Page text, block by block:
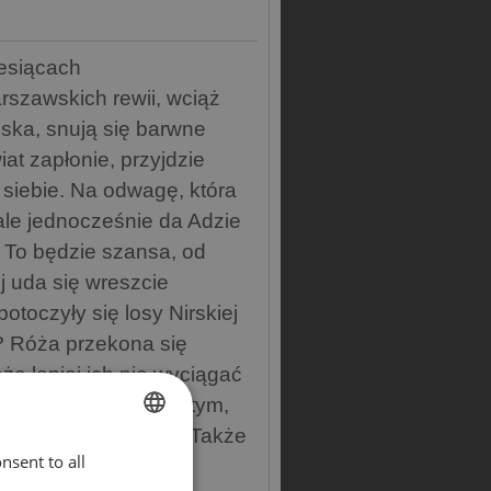
rewii, wciąż
snują się barwne
zapłonie, przyjdzie
Na odwagę, która
jednocześnie da Adzie
będzie szansa, od
uda się wreszcie
się losy Nirskiej
Róża przekona się
lepiej ich nie wyciągać
opowieść o tym,
w ocalenie. Także
żeby wskazać
to all